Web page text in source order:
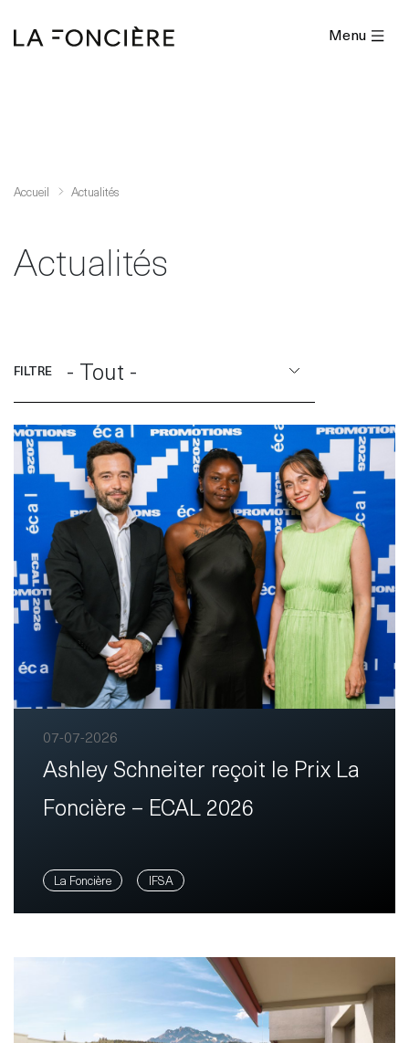
Menu
Disclaimer
S'abonner
au service
d'actualités
fr de
Accueil Actualités
Actualités
FILTRE - Tout -
07-07-2026
Ashley Schneiter reçoit le Prix La
Foncière – ECAL 2026
La Foncière IFSA